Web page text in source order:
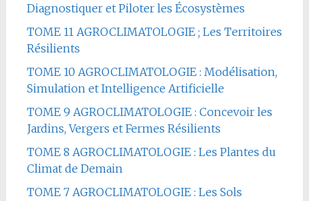
Diagnostiquer et Piloter les Écosystèmes
TOME 11 AGROCLIMATOLOGIE ; Les Territoires
Résilients
TOME 10 AGROCLIMATOLOGIE : Modélisation,
Simulation et Intelligence Artificielle
TOME 9 AGROCLIMATOLOGIE : Concevoir les
Jardins, Vergers et Fermes Résilients
TOME 8 AGROCLIMATOLOGIE : Les Plantes du
Climat de Demain
TOME 7 AGROCLIMATOLOGIE : Les Sols